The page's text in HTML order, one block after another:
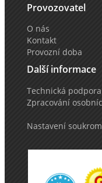
Provozovatel
O nás
Kontakt
Provozní doba
Další informace
Technická
Zpracování
Nastavení